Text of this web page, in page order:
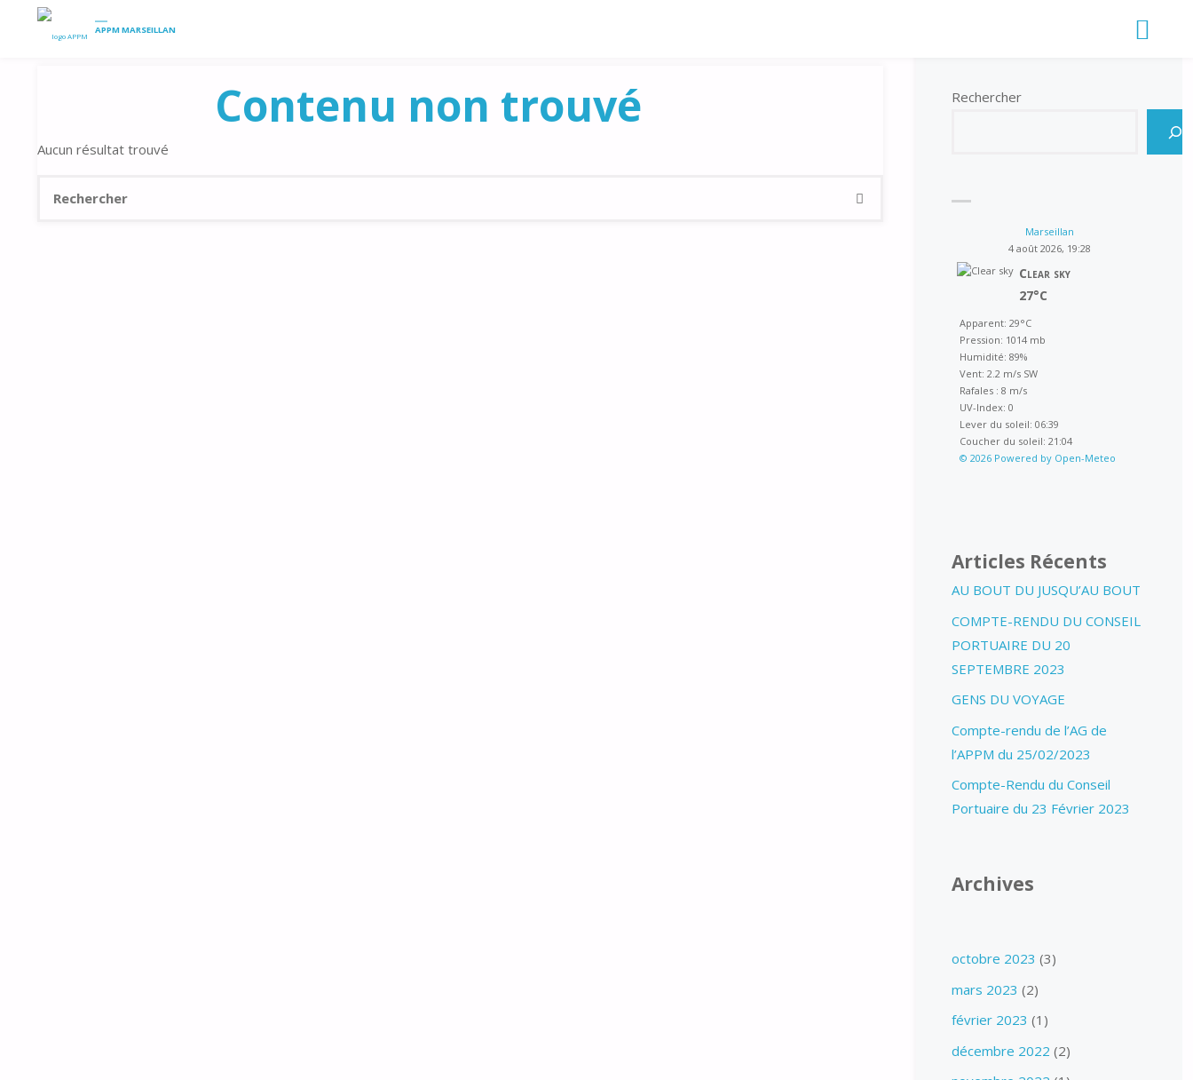
APPM MARSEILLAN
HOMEASTUCES
Contenu non trouvé
Aucun résultat trouvé
RECHERCHER
Rechercher
Marseillan
4 août 2026, 19:28
Clear sky
27°C
Apparent: 29°C
Pression: 1014 mb
Humidité: 89%
Vent: 2.2 m/s SW
Rafales : 8 m/s
UV-Index: 0
Lever du soleil: 06:39
Coucher du soleil: 21:04
© 2026 Powered by Open-Meteo
Articles Récents
AU BOUT DU JUSQU’AU BOUT
COMPTE-RENDU DU CONSEIL
PORTUAIRE DU 20
SEPTEMBRE 2023
GENS DU VOYAGE
Compte-rendu de l’AG de
l’APPM du 25/02/2023
Compte-Rendu du Conseil
Portuaire du 23 Février 2023
Archives
octobre 2023 (3)
mars 2023 (2)
février 2023 (1)
décembre 2022 (2)